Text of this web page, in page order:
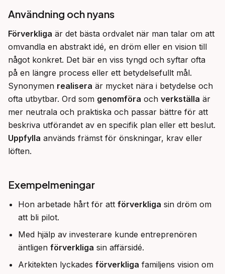
Användning och nyans
Förverkliga är det bästa ordvalet när man talar om att
omvandla en abstrakt idé, en dröm eller en vision till
något konkret. Det bär en viss tyngd och syftar ofta
på en längre process eller ett betydelsefullt mål.
Synonymen realisera är mycket nära i betydelse och
ofta utbytbar. Ord som genomföra och verkställa är
mer neutrala och praktiska och passar bättre för att
Uppfylla används främst för önskningar, krav eller
löften.
Exempelmeningar
Hon arbetade hårt för att förverkliga sin dröm om
att bli pilot.
Med hjälp av investerare kunde entreprenören
äntligen förverkliga sin affärsidé.
Arkitekten lyckades förverkliga familjens vision om